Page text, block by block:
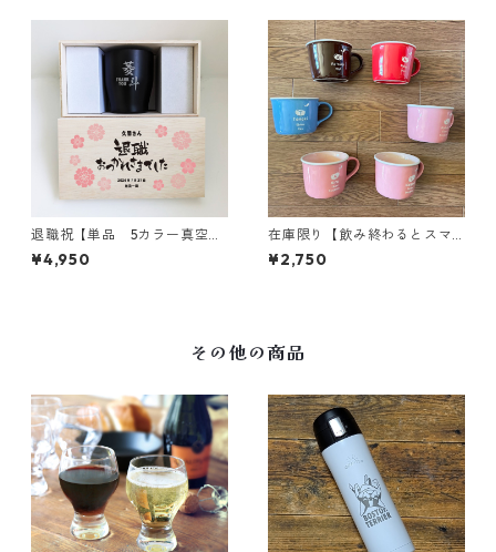
退職祝【単品 5カラー真空ス
テンレスカラータンブラー35
0】メッセージ木箱｜誕生日｜
¥4,950
在庫限り【飲み終わるとスマ
イルが現れるマグカップ】誕
生祝｜名入れ｜プレゼント
¥2,750
その他の商品